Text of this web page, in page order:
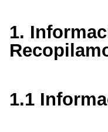
1.
1.1